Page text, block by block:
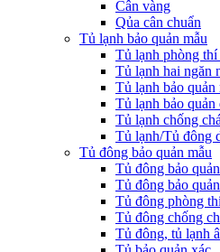
Cân vàng
Qủa cân chuẩn
Tủ lạnh bảo quản mẫu
Tủ lạnh phòng thí
Tủ lạnh hai ngăn
Tủ lạnh bảo quản
Tủ lạnh bảo quản
Tủ lạnh chống
Tủ lạnh/Tủ đông
Tủ đông bảo quản mẫu
Tủ đông bảo
Tủ đông bảo
Tủ đông phòng
Tủ đông chống
Tủ đông, tủ lạnh